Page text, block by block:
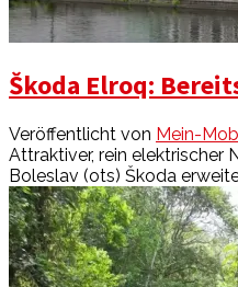
Škoda Elroq:
Veröffentlicht von Mein-
Attraktiver, rein elektrischer
Boleslav (ots) Škoda